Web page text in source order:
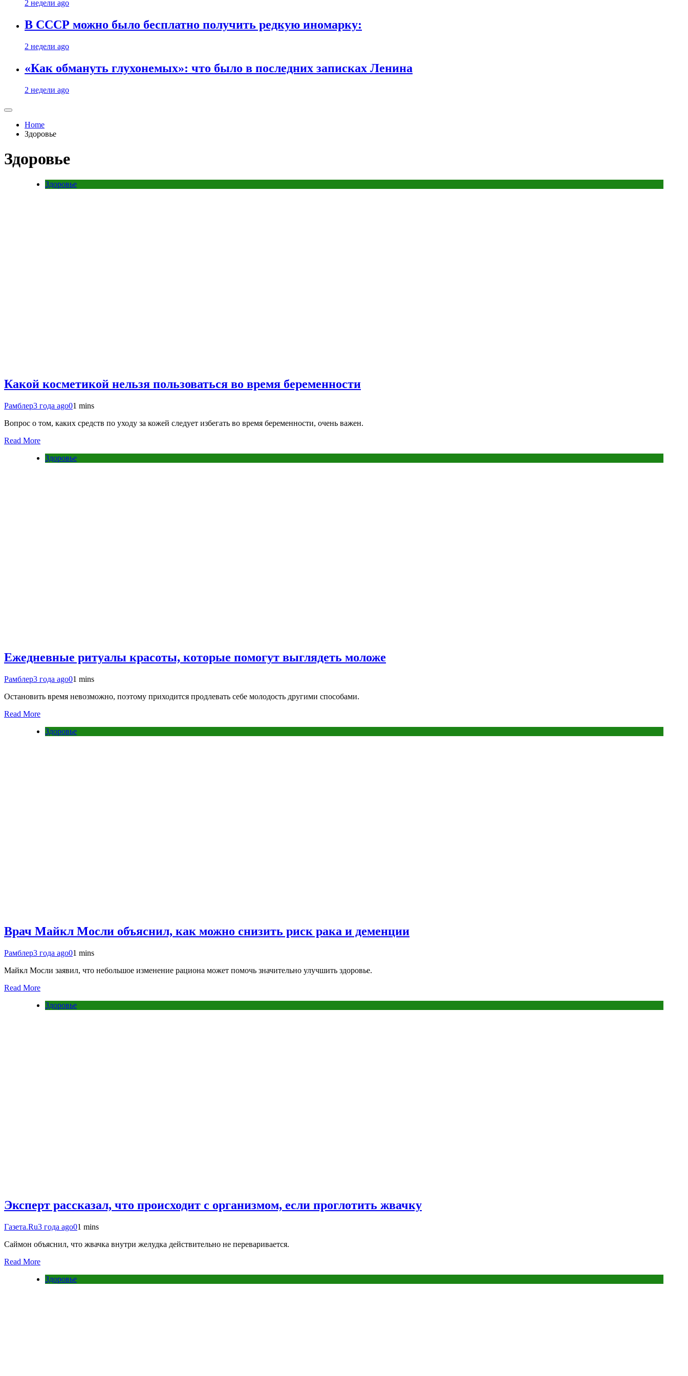
2 недели ago
В СССР можно было бесплатно получить редкую иномарку:
2 недели ago
«Как обмануть глухонемых»: что было в последних записках Ленина
2 недели ago
Home
Здоровье
Здоровье
Здоровье
Какой косметикой нельзя пользоваться во время беременности
Рамблер3 года ago01 mins
Вопрос о том, каких средств по уходу за кожей следует избегать во время беременности, очень важен.
Read More
Здоровье
Ежедневные ритуалы красоты, которые помогут выглядеть моложе
Рамблер3 года ago01 mins
Остановить время невозможно, поэтому приходится продлевать себе молодость другими способами.
Read More
Здоровье
Врач Майкл Мосли объяснил, как можно снизить риск рака и деменции
Рамблер3 года ago01 mins
Майкл Мосли заявил, что небольшое изменение рациона может помочь значительно улучшить здоровье.
Read More
Здоровье
Эксперт рассказал, что происходит с организмом, если проглотить жвачку
Газета.Ru3 года ago01 mins
Саймон объяснил, что жвачка внутри желудка действительно не переваривается.
Read More
Здоровье